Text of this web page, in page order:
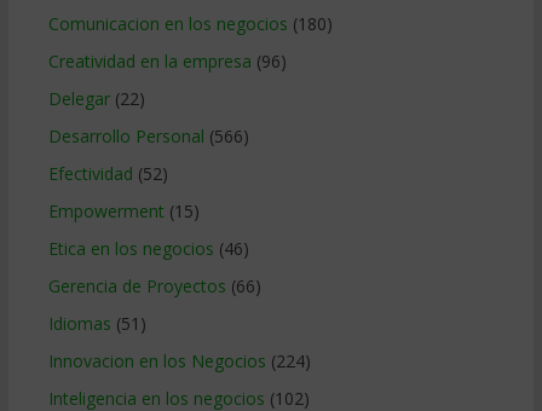
Comunicacion en los negocios (180)
Creatividad en la empresa (96)
Delegar(22)
Desarrollo Personal (566)
Efectividad (52)
Empowerment (15)
Etica en los negocios (46)
Gerencia de Proyectos (66)
Idiomas (51)
Innovacion en los Negocios (224)
Inteligencia en los negocios (102)